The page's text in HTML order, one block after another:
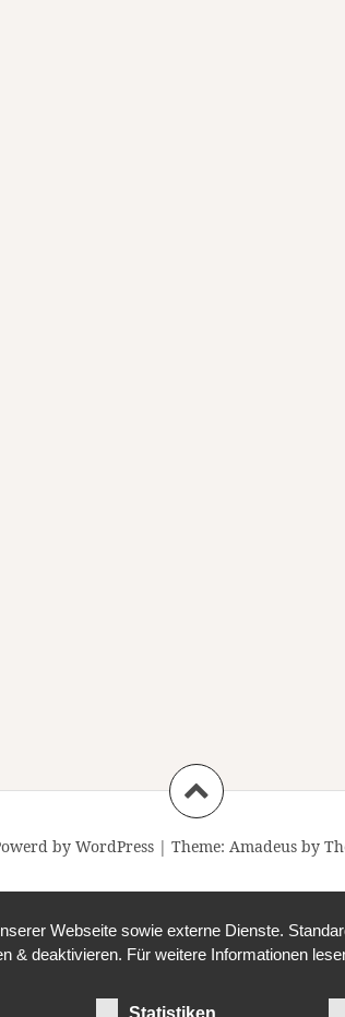
by WordPress | Theme: Amadeus by
Webseite sowie externe Dienste.
& deaktivieren. Für weitere Informationen